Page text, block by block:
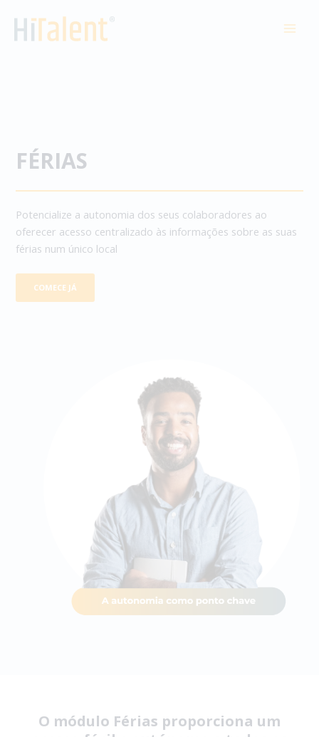
content
FÉRIAS
Potencialize a autonomia dos seus colaboradores ao
oferecer acesso centralizado às informações sobre as suas
férias num único local
COMECE JÁ
O módulo Férias proporciona um